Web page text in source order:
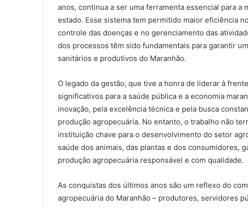
anos, continua a ser uma ferramenta essencial para a
estado. Esse sistema tem permitido maior eficiência
controle das doenças e no gerenciamento das
dos processos têm sido fundamentais para garantir
sanitários e produtivos do Maranhão.
O legado da gestão, que tive a honra de liderar à
significativos para a saúde pública e a economia
inovação, pela excelência técnica e pela busca
produção agropecuária. No entanto, o trabalho não
instituição chave para o desenvolvimento do setor
saúde dos animais, das plantas e dos consumidores,
produção agropecuária responsável e com qualidade.
As conquistas dos últimos anos são um reflexo do
agropecuária do Maranhão – produtores, servidores